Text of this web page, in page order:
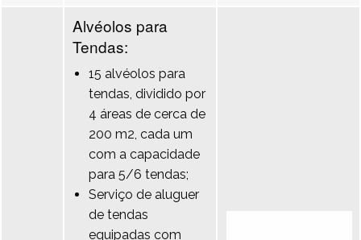
Alvéolos para
Tendas:
15 alvéolos para
tendas, dividido por
4 áreas de cerca de
200 m2, cada um
com a capacidade
para 5/6 tendas;
Serviço de aluguer
de tendas
equipadas com